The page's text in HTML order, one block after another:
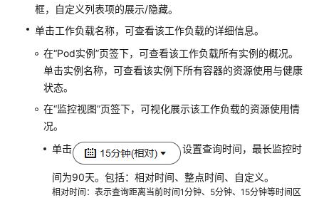
（新
版）
日
志
管
理
（旧
框，自定义列表项的展示/隐藏。
单击工作负载名称，可查看该工作负载的详细信息。
在“Pod实例”页签下，可查看该工作负载所有实例的概况。
单击实例名称，可查看该实例下所有容器的资源使用与健康
状态。
在“监控视图”页签下，可视化展示该工作负载的资源使用情
况。
单击
设置查询时间，最长监控时
间为90天。包括：相对时间、整点时间、自定义。
相对时间：表示查询距离当前时间1分钟、5分钟、15分钟等时间区